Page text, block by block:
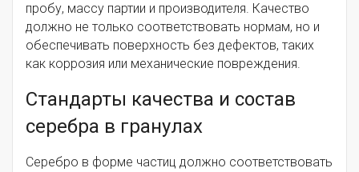
пробу, массу партии и производителя. Качество
должно не только соответствовать нормам, но и
обеспечивать поверхность без дефектов, таких
как коррозия или механические повреждения.
Стандарты качества и состав
серебра в гранулах
Серебро в форме частиц должно соответствовать